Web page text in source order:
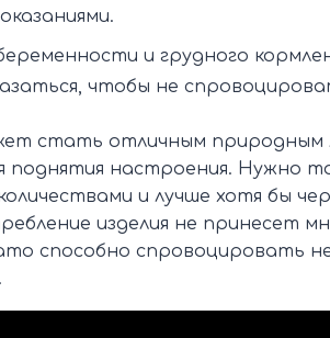
и грудного
чтобы не
стать отличным природным
поднятия настроения. Нужно
и лучше хотя бы
изделия не принесет
способно спровоцировать